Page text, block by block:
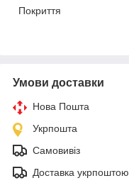
Покриття
Умови доставки
Нова Пошта
Укрпошта
Самовивіз
Доставка укрпоштою